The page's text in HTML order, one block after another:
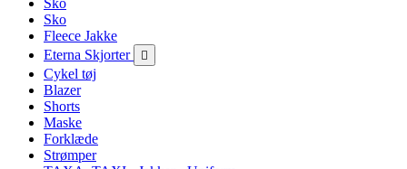
Sko
Sko
Fleece Jakke
Eterna Skjorter

Cykel tøj
Blazer
Shorts
Maske
Forklæde
Strømper